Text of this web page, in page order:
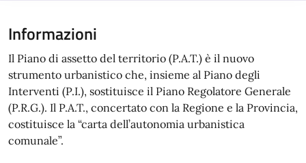
Informazioni
Il Piano di assetto del territorio (P.A.T.) è il nuovo
strumento urbanistico che, insieme al Piano degli
Interventi (P.I.), sostituisce il Piano Regolatore Generale
(P.R.G.). Il P.A.T., concertato con la Regione e la Provincia,
costituisce la “carta dell’autonomia urbanistica
comunale”.